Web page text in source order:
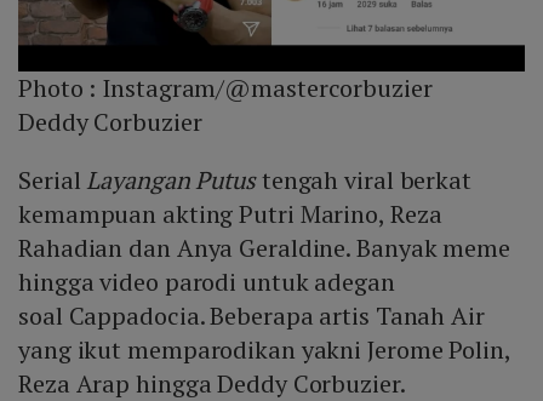
Photo : Instagram/@mastercorbuzier
Deddy Corbuzier
Serial Layangan Putustengah viral berkat
kemampuan akting Putri Marino, Reza
Rahadian dan Anya Geraldine. Banyak meme
hingga video parodi untuk adegan
soal Cappadocia. Beberapa artis Tanah Air
yang ikut memparodikan yakni Jerome Polin,
Reza Arap hingga Deddy Corbuzier.